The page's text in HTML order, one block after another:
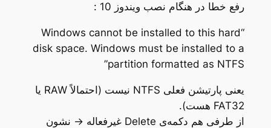
رفع خطا در هنگام نصب ویندوز 10 :
“Windows cannot be installed to this hard
disk space. Windows must be installed to a
partition formatted as NTFS”
یعنی پارتیشن فعلی NTFS نیست (احتمالاً RAW یا
FAT32 هست).
از طرفی هم دکمه‌ی Delete غیرفعاله → نشون